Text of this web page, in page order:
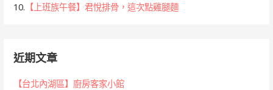
10. 【上班族午餐】君悅排骨，這次點雞腿麵
近期文章
【台北內湖區】廚房客家小館